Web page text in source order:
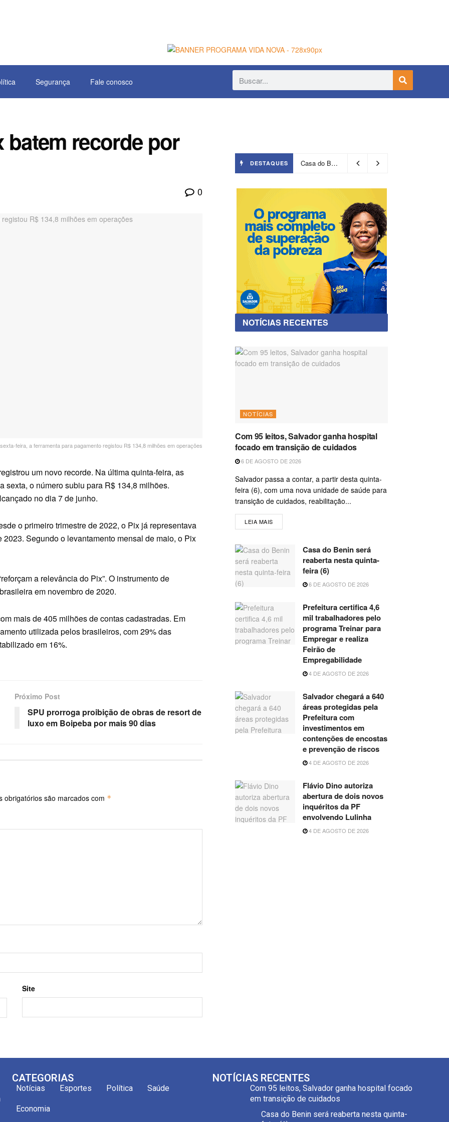
Segurança Fale conosco
batem recorde por
0
feira, a ferramenta para pagamento registou R$ 134,8 milhões em operações
um novo recorde. Na última quinta-feira, as
o número subiu para R$ 134,8 milhões.
no dia 7 de junho.
o primeiro trimestre de 2022, o Pix já representava
Segundo o levantamento mensal de maio, o Pix
a relevância do Pix”. O instrumento de
em novembro de 2020.
mais de 405 milhões de contas cadastradas. Em
utilizada pelos brasileiros, com 29% das
em 16%.
Próximo Post
SPU prorroga proibição de obras de resort de
luxo em Boipeba por mais 90 dias
obrigatórios são marcados com *
Site
DESTAQUES Casa do Benin será reaberta nesta quinta-feira (6)
NOTÍCIAS RECENTES
NOTÍCIAS
Com 95 leitos, Salvador ganha hospital
focado em transição de cuidados
6 DE AGOSTO DE 2026
Salvador passa a contar, a partir desta quinta-
feira (6), com uma nova unidade de saúde para
transição de cuidados, reabilitação...
LEIA MAIS
Casa do Benin será
reaberta nesta quinta-
feira (6)
6 DE AGOSTO DE 2026
Prefeitura certifica 4,6
mil trabalhadores pelo
programa Treinar para
Empregar e realiza
Feirão de
Empregabilidade
4 DE AGOSTO DE 2026
Salvador chegará a 640
áreas protegidas pela
Prefeitura com
investimentos em
contenções de encostas
e prevenção de riscos
4 DE AGOSTO DE 2026
Flávio Dino autoriza
abertura de dois novos
inquéritos da PF
envolvendo Lulinha
4 DE AGOSTO DE 2026
CATEGORIAS
Notícias Esportes Política Saúde
Economia
NOTÍCIAS RECENTES
Com 95 leitos, Salvador ganha hospital focado
em transição de cuidados
Casa do Benin será reaberta nesta quinta-